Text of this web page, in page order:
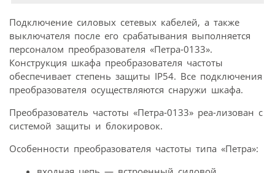
Подключение силовых сетевых кабелей, а также
выключателя после его срабатывания выполняется
персоналом преобразователя «Петра‑0133».
Конструкция шкафа преобразователя частоты
обеспечивает степень защиты IP54. Все подключения
преобразователя осуществляются снаружи шкафа.
Преобразователь частоты «Петра‑0133» реа-лизован с
системой защиты и блокировок.
Особенности преобразователя частоты типа «Петра»: